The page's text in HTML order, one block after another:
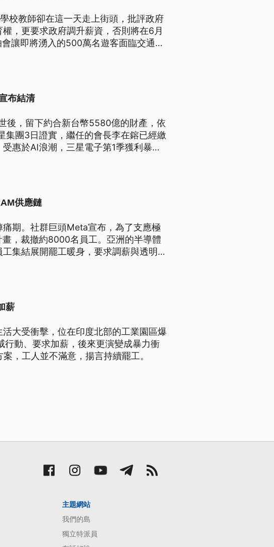
校教師卻在這一天走上街頭，批評政府
，更要求政府調升薪資，否則將在6月
讓即將湧入的500萬名遊客面臨交通癱
布結清
後，留下約合新台幣5580億的財產，依
團3日證實，繼任的會長李在鎔已經繳
惠於AI浪潮，三星電子第1季獲利暴增8
達標的亞洲企業。然而亮眼業績的背
供應鏈
期。社群巨頭Meta宣布，為了支應極
，裁撤約8000名員工。亞洲的半導體
集結展開罷工暖身，要求調薪與透明的
薪
大受衝擊，位在印度北部的工業園區爆
動、要求加薪，後來更演變成暴力衝
，工人並不滿意，揚言持續罷工。
主題網站
我們的島
獨立特派員